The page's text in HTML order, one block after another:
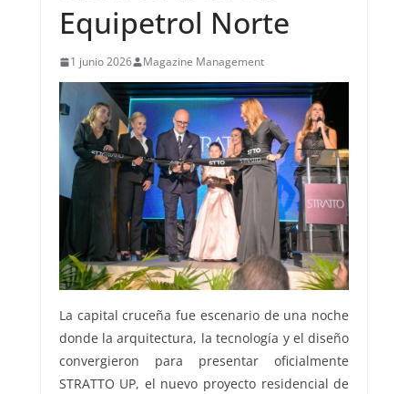
Equipetrol Norte
1 junio 2026 Magazine Management
La capital cruceña fue escenario de una noche
donde la arquitectura, la tecnología y el diseño
convergieron para presentar oficialmente
STRATTO UP, el nuevo proyecto residencial de